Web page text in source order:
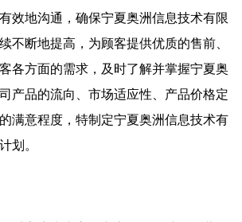
效地沟通，确保宁夏奥洲信息技术有限
不断地提高，为顾客提供优质的售前、
各方面的需求，及时了解并掌握宁夏奥
产品的流向、市场适应性、产品价格定
满意程度，特制定宁夏奥洲信息技术有
划。